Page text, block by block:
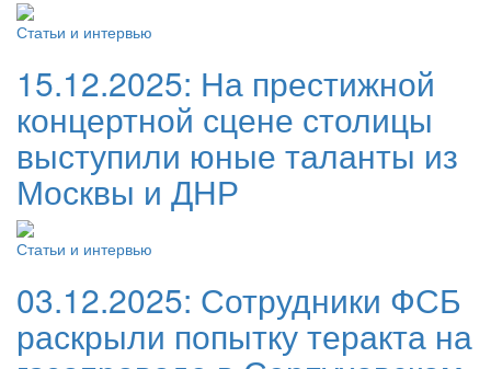
Статьи и интервью
15.12.2025: На престижной
концертной сцене столицы
выступили юные таланты из
Москвы и ДНР
Статьи и интервью
03.12.2025: Сотрудники ФСБ
раскрыли попытку теракта на